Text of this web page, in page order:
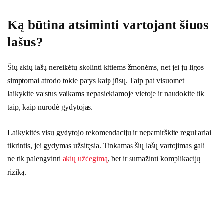
Ką būtina atsiminti vartojant šiuos
lašus?
Šių akių lašų nereikėtų skolinti kitiems žmonėms, net jei jų ligos
simptomai atrodo tokie patys kaip jūsų. Taip pat visuomet
laikykite vaistus vaikams nepasiekiamoje vietoje ir naudokite tik
taip, kaip nurodė gydytojas.
Laikykitės visų gydytojo rekomendacijų ir nepamirškite reguliariai
tikrintis, jei gydymas užsitęsia. Tinkamas šių lašų vartojimas gali
ne tik palengvinti akių uždegimą, bet ir sumažinti komplikacijų
riziką.